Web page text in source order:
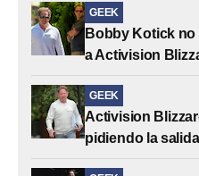
GEEK
Bobby Kotick
a Activision
GEEK
Activision
pidiendo la